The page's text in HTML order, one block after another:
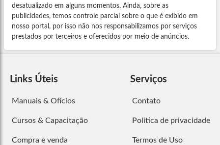
desatualizado em alguns momentos. Ainda, sobre as
publicidades, temos controle parcial sobre o que é exibido em
nosso portal, por isso não nos responsabilizamos por serviços
prestados por terceiros e oferecidos por meio de anúncios.
Links Úteis
Manuais & Ofícios
Cursos & Capacitação
Compra e venda
Serviços
Contato
Política de privacidade
Termos de Uso